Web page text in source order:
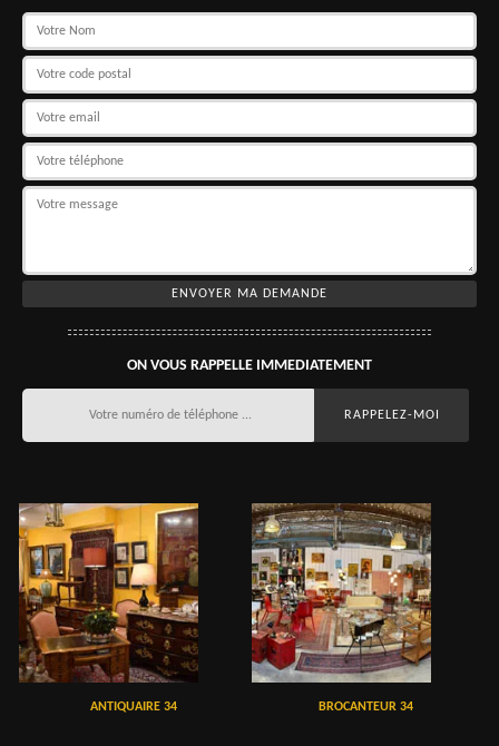
ON VOUS RAPPELLE IMMEDIATEMENT
ANTIQUAIRE 34 BROCANTEUR 34